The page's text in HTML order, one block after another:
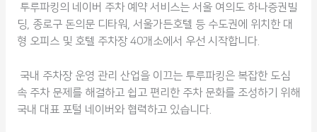
투루파킹의 네이버 주차 예약 서비스는 서울 여의도 하나증권빌
딩, 종로구 돈의문 디타워, 서울가든호텔 등 수도권에 위치한 대
형 오피스 및 호텔 주차장 40개소에서 우선 시작합니다.
국내 주차장 운영 관리 산업을 이끄는 투루파킹은 복잡한 도심
속 주차 문제를 해결하고 쉽고 편리한 주차 문화를 조성하기 위해
국내 대표 포털 네이버와 협력하고 있습니다.